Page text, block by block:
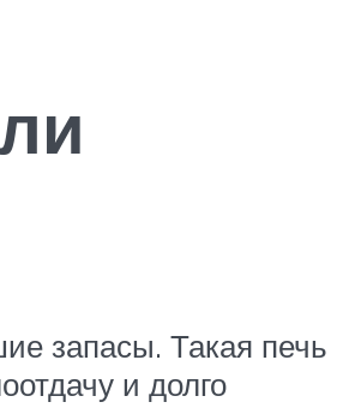
запасы. Такая печь
и долго